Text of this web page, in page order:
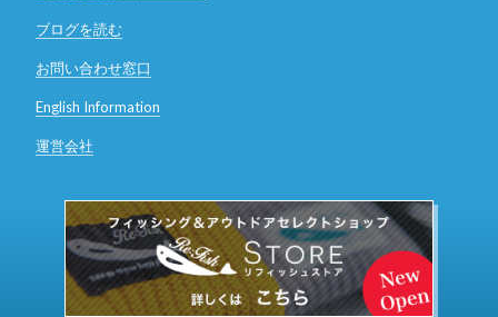
ブログを読む
お問い合わせ窓口
English Information
運営会社